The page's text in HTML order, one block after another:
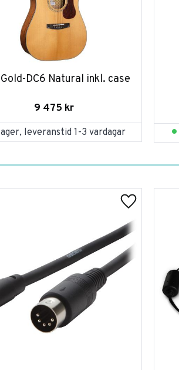
DC6 Natural inkl. case
9 475 kr
leveranstid 1-3 vardagar